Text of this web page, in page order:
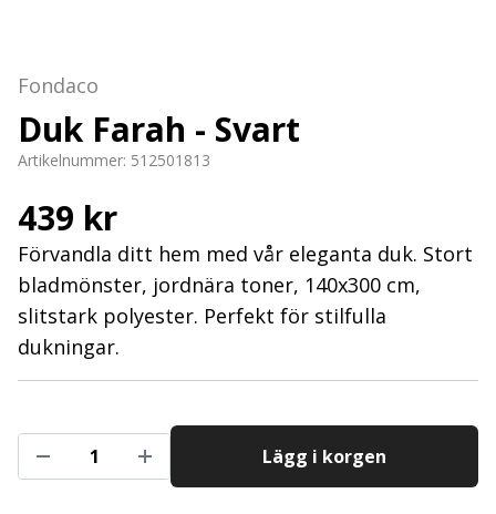
Fondaco
Duk Farah - Svart
Artikelnummer: 512501813
439 kr
Förvandla ditt hem med vår eleganta duk. Stort
bladmönster, jordnära toner, 140x300 cm,
slitstark polyester. Perfekt för stilfulla
dukningar.
Lägg i korgen